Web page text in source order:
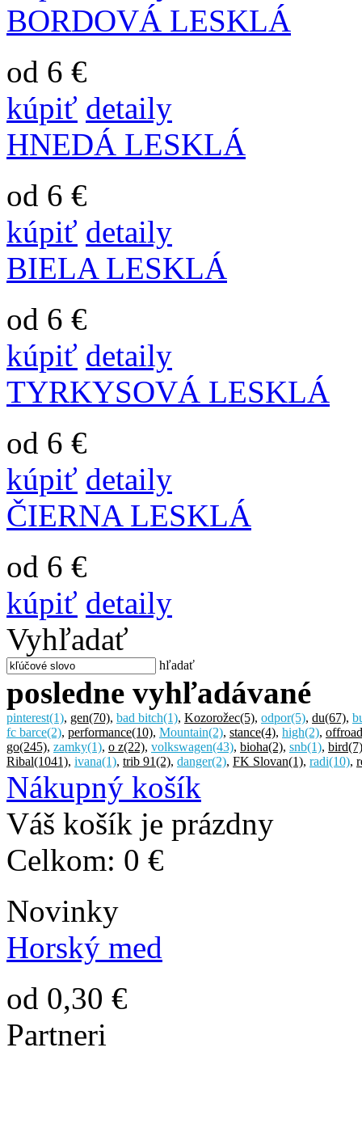
BORDOVÁ LESKLÁ
od 6 €
kúpiť detaily
HNEDÁ LESKLÁ
od 6 €
kúpiť detaily
BIELA LESKLÁ
od 6 €
kúpiť detaily
TYRKYSOVÁ LESKLÁ
od 6 €
kúpiť detaily
ČIERNA LESKLÁ
od 6 €
kúpiť detaily
Vyhľadať
hľadať
posledne vyhľadávané
pinterest(1), gen(70), bad bitch(1), Kozorožec(5), odpor(5), du(67),
fc barce(2), performance(10), Mountain(2), stance(4), high(2),
go(245), zamky(1), o z(22), volkswagen(43), bioha(2), snb(1), bird(7)
Ribal(1041), ivana(1), trib 91(2), danger(2), FK Slovan(1), radi(10),
Nákupný košík
Váš košík je prázdny
Celkom: 0 €
Novinky
Horský med
od 0,30 €
Partneri